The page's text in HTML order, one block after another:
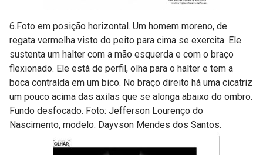
6.Foto em posição horizontal. Um homem moreno, de
regata vermelha visto do peito para cima se exercita. Ele
sustenta um halter com a mão esquerda e com o braço
flexionado. Ele está de perfil, olha para o halter e tem a
boca contraída em um bico. No braço direito há uma cicatriz
um pouco acima das axilas que se alonga abaixo do ombro.
Fundo desfocado. Foto: Jefferson Lourenço do
Nascimento, modelo: Dayvson Mendes dos Santos.